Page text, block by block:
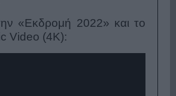
«Εκδρομή 2022» και το
Video (4K):